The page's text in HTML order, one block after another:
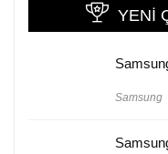
YENI
Samsung